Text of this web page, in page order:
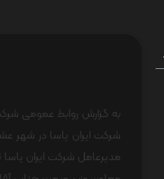
به گزارش روابط عمومی
شرکت ایران یاسا در شهر
مدیرعامل شرکت ایران یاسا